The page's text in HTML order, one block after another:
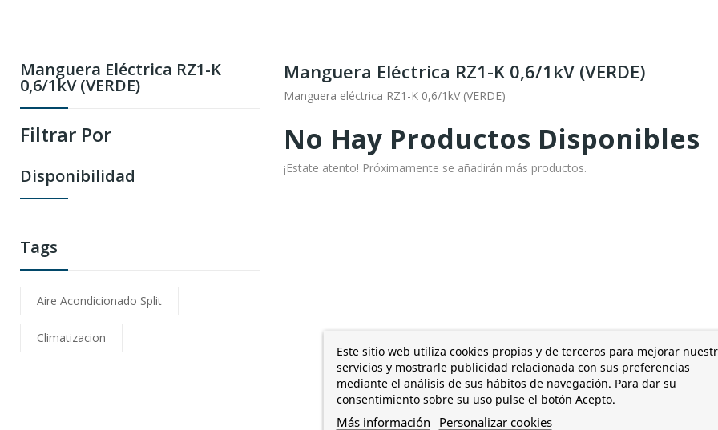
Manguera Eléctrica RZ1-K
0,6/1kV (VERDE)
Filtrar Por
Disponibilidad
Tags
Aire Acondicionado Split
Climatizacion
Manguera Eléctrica RZ1-K 0,6/1kV (VERDE)
Manguera eléctrica RZ1-K 0,6/1kV (VERDE)
No Hay Productos Disponibles
¡Estate atento! Próximamente se añadirán más productos.
Este sitio web utiliza cookies propias y de terceros para mejorar
servicios y mostrarle publicidad relacionada con sus preferencias
mediante el análisis de sus hábitos de navegación. Para dar su
consentimiento sobre su uso pulse el botón Acepto.
Más información Personalizar cookies